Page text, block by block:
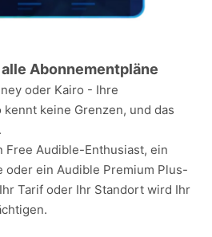
Abonnementpläne
oder Kairo - Ihre
keine Grenzen, und das
Free Audible-Enthusiast, ein
oder ein Audible Premium Plus-
Tarif oder Ihr Standort wird Ihr